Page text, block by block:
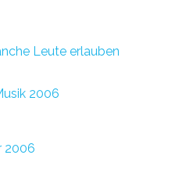
Leute erlauben
2006
2006